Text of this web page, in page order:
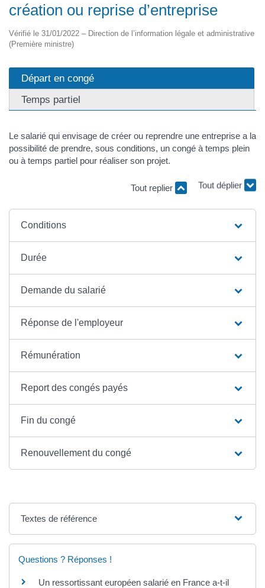
création ou reprise d’entreprise
Vérifié le 31/01/2022 – Direction de l’information légale et administrative
(Première ministre)
Départ en congé
Temps partiel
Le salarié qui envisage de créer ou reprendre une entreprise a la
possibilité de prendre, sous conditions, un congé à temps plein
ou à temps partiel pour réaliser son projet.
Tout replier Tout déplier
Conditions
Durée
Demande du salarié
Réponse de l'employeur
Rémunération
Report des congés payés
Fin du congé
Renouvellement du congé
Textes de référence
Questions ? Réponses !
Un ressortissant européen salarié en France a-t-il